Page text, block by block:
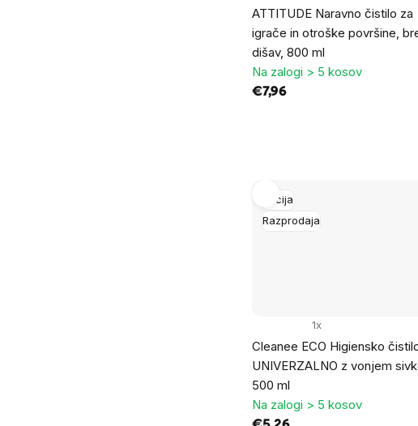
ATTITUDE Naravno čistilo za
igrače in otroške površine,
dišav, 800 ml
Na zalogi > 5 kosov
€7,96
Akcija
Razprodaja
Cleanee ECO Higiensko
UNIVERZALNO z vonjem
500 ml
1x
Na zalogi > 5 kosov